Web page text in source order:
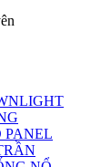
PANEL